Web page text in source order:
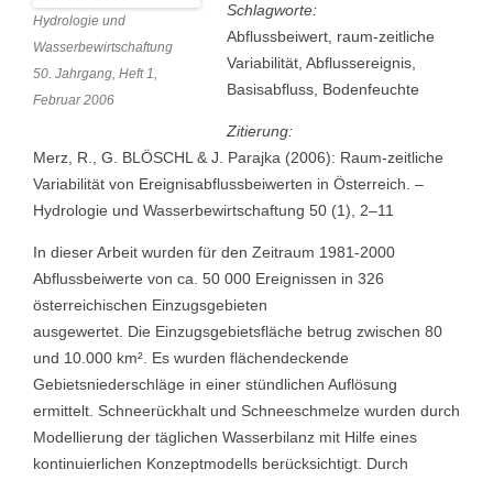
Hydrologie und
Wasserbewirtschaftung
50. Jahrgang, Heft 1,
Februar 2006
Schlagworte:
Abflussbeiwert, raum-zeitliche
Variabilität, Abflussereignis,
Basisabfluss, Bodenfeuchte
Zitierung:
Merz, R., G. BLÖSCHL & J. Parajka (2006): Raum-zeitliche
Variabilität von Ereignisabflussbeiwerten in Österreich. –
Hydrologie und Wasserbewirtschaftung 50 (1), 2–11
In dieser Arbeit wurden für den Zeitraum 1981-2000
Abflussbeiwerte von ca. 50 000 Ereignissen in 326
österreichischen Einzugsgebieten
ausgewertet. Die Einzugsgebietsfläche betrug zwischen 80
und 10.000 km². Es wurden flächendeckende
Gebietsniederschläge in einer stündlichen Auflösung
ermittelt. Schneerückhalt und Schneeschmelze wurden durch
Modellierung der täglichen Wasserbilanz mit Hilfe eines
kontinuierlichen Konzeptmodells berücksichtigt. Durch